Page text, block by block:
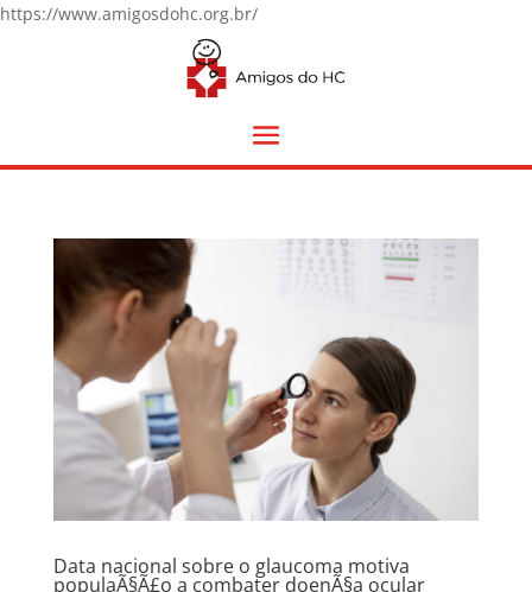
https://www.amigosdohc.org.br/
Data nacional sobre o glaucoma motiva
populaÃ§Ã£o a combater doenÃ§a ocular